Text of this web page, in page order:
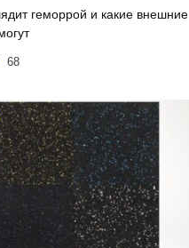
геморрой и какие внешние
68